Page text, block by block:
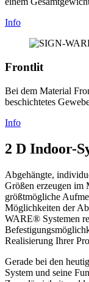
Info
Frontlit
Bei dem Material
beschichtetes
Info
2 D Indoor-
Abgehängte,
Größen erzeugen im
größtmögliche
Möglichkeiten der
WARE® Systemen
Realisierung Ihrer
Gerade bei den
System und seine